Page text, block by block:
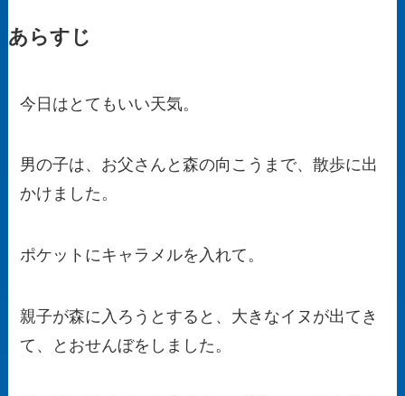
あらすじ
今日はとてもいい天気。
男の子は、お父さんと森の向こうまで、散歩に出
かけました。
ポケットにキャラメルを入れて。
親子が森に入ろうとすると、大きなイヌが出てき
て、とおせんぼをしました。